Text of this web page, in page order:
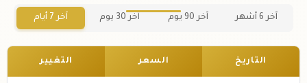
آخر 6 أشهر آخر 90 يوم آخر 30 يوم آخر 7 أيام
التاريخ السعر التغيير